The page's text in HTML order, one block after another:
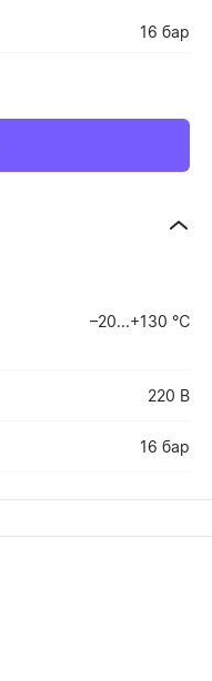
16 бар
–20...+130 ℃
220 В
16 бар